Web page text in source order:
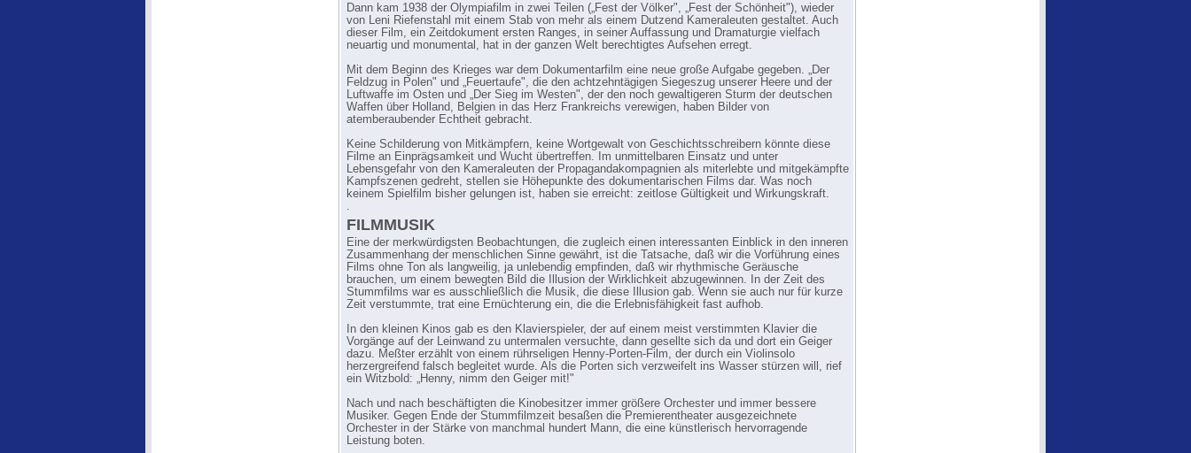
Dann kam 1938 der Olympiafilm in zwei Teilen („Fest der Völker", „Fest der Schönheit"), wieder
von Leni Riefenstahl mit einem Stab von mehr als einem Dutzend Kameraleuten gestaltet. Auch
dieser Film, ein Zeitdokument ersten Ranges, in seiner Auffassung und Dramaturgie vielfach
neuartig und monumental, hat in der ganzen Welt berechtigtes Aufsehen erregt.
Mit dem Beginn des Krieges war dem Dokumentarfilm eine neue große Aufgabe gegeben. „Der
Feldzug in Polen" und „Feuertaufe", die den achtzehntägigen Siegeszug unserer Heere und der
Luftwaffe im Osten und „Der Sieg im Westen", der den noch gewaltigeren Sturm der deutschen
Waffen über Holland, Belgien in das Herz Frankreichs verewigen, haben Bilder von
atemberaubender Echtheit gebracht.
Keine Schilderung von Mitkämpfern, keine Wortgewalt von Geschichtsschreibern könnte diese
Filme an Einprägsamkeit und Wucht übertreffen. Im unmittelbaren Einsatz und unter
Lebensgefahr von den Kameraleuten der Propagandakompagnien als miterlebte und mitgekämpfte
Kampfszenen gedreht, stellen sie Höhepunkte des dokumentarischen Films dar. Was noch
keinem Spielfilm bisher gelungen ist, haben sie erreicht: zeitlose Gültigkeit und Wirkungskraft.
.
FILMMUSIK
Eine der merkwürdigsten Beobachtungen, die zugleich einen interessanten Einblick in den inneren
Zusammenhang der menschlichen Sinne gewährt, ist die Tatsache, daß wir die Vorführung eines
Films ohne Ton als langweilig, ja unlebendig empfinden, daß wir rhythmische Geräusche
brauchen, um einem bewegten Bild die Illusion der Wirklichkeit abzugewinnen. In der Zeit des
Stummfilms war es ausschließlich die Musik, die diese Illusion gab. Wenn sie auch nur für kurze
Zeit verstummte, trat eine Ernüchterung ein, die die Erlebnisfähigkeit fast aufhob.
In den kleinen Kinos gab es den Klavierspieler, der auf einem meist verstimmten Klavier die
Vorgänge auf der Leinwand zu untermalen versuchte, dann gesellte sich da und dort ein Geiger
dazu. Meßter erzählt von einem rührseligen Henny-Porten-Film, der durch ein Violinsolo
herzergreifend falsch begleitet wurde. Als die Porten sich verzweifelt ins Wasser stürzen will, rief
ein Witzbold: „Henny, nimm den Geiger mit!"
Nach und nach beschäftigten die Kinobesitzer immer größere Orchester und immer bessere
Musiker. Gegen Ende der Stummfilmzeit besaßen die Premierentheater ausgezeichnete
Orchester in der Stärke von manchmal hundert Mann, die eine künstlerisch hervorragende
Leistung boten.